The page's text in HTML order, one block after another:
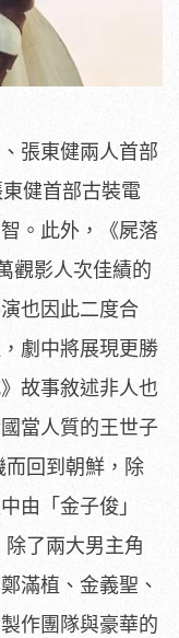
張東健兩人首部
健首部古裝電
。此外，《屍落
觀影人次佳績的
也因此二度合
劇中將展現更勝
故事敘述非人也
當人質的王世子
而回到朝鮮，除
由「金子俊」
除了兩大男主角
滿植、金義聖、
作團隊與豪華的